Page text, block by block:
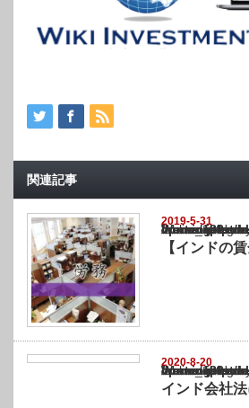
関連記事
2019-5-31
Warning
: Undefined array key
/home/netst/kuno-cpa.co.jp/
on line183
【インドの
2020-8-20
Warning
: Undefined array key
/home/netst/kuno-cpa.co.jp/
on line183
インド会社